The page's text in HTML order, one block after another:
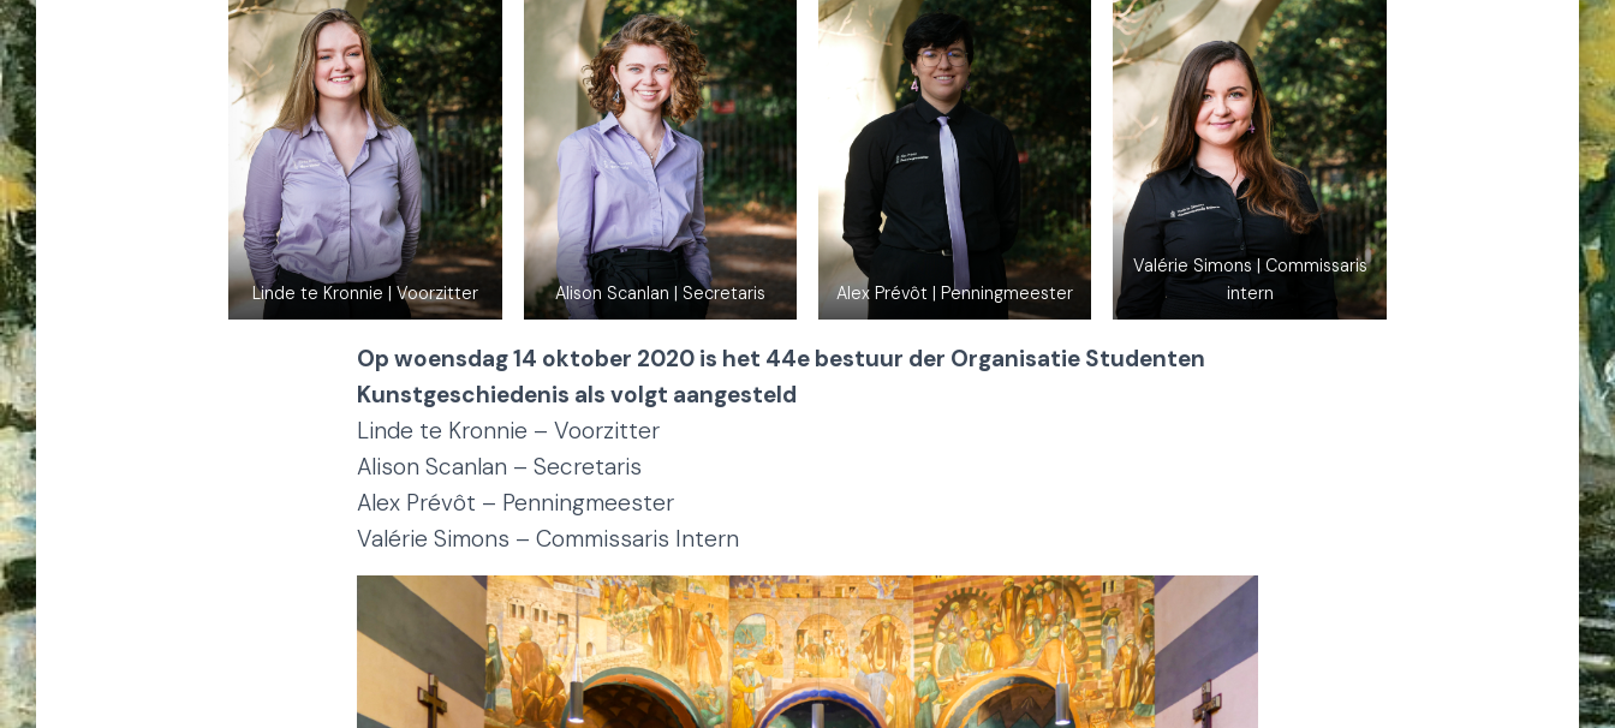
Linde te Kronnie | Voorzitter Alison Scanlan | Secretaris Alex Prévôt | Penningmeester
Valérie Simons | Commissaris
intern
Op woensdag 14 oktober 2020 is het 44e bestuur der Organisatie Studenten
Kunstgeschiedenis als volgt aangesteld
Linde te Kronnie – Voorzitter
Alison Scanlan – Secretaris
Alex Prévôt – Penningmeester
Valérie Simons – Commissaris Intern